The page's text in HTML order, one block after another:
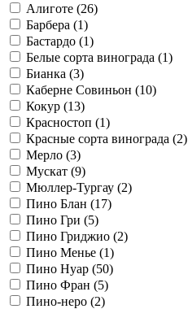
Алиготе (26)
Барбера (1)
Бастардо (1)
Белые сорта винограда (1)
Бианка (3)
Каберне Совиньон (10)
Кокур (13)
Красностоп (1)
Красные сорта винограда (2)
Мерло (3)
Мускат (9)
Мюллер-Тургау (2)
Пино Блан (17)
Пино Гри (5)
Пино Гриджио (2)
Пино Менье (1)
Пино Нуар (50)
Пино Фран (5)
Пино-неро (2)